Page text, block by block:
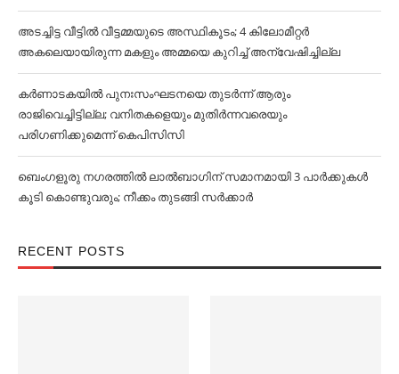
അടച്ചിട്ട വീട്ടില്‍ വീട്ടമ്മയുടെ അസ്ഥികൂടം; 4 കിലോമീറ്റര്‍
അകലെയായിരുന്ന മകളും അമ്മയെ കുറിച്ച്‌ അന്വേഷിച്ചില്ല
കര്‍ണാടകയില്‍ പുനഃസംഘടനയെ തുടര്‍ന്ന് ആരും
രാജിവെച്ചിട്ടില്ല; വനിതകളെയും മുതിര്‍ന്നവരെയും
പരിഗണിക്കുമെന്ന് കെപിസിസി
ബെംഗളൂരു നഗരത്തില്‍ ലാല്‍ബാഗിന് സമാനമായി 3 പാര്‍ക്കുകള്‍
കൂടി കൊണ്ടുവരും; നീക്കം തുടങ്ങി സര്‍ക്കാര്‍
RECENT POSTS